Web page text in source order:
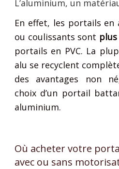
L’aluminium, un
En effet, les portails
ou coulissants sont
portails en PVC. La
alu se recyclent
des avantages non
choix d’un portail
aluminium.
Où acheter votre
avec ou sans